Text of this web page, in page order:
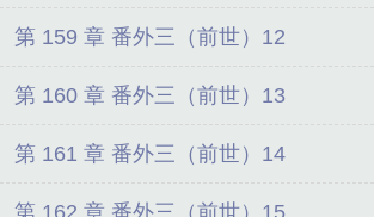
第 159 章 番外三（前世）12
第 160 章 番外三（前世）13
第 161 章 番外三（前世）14
第 162 章 番外三（前世）15